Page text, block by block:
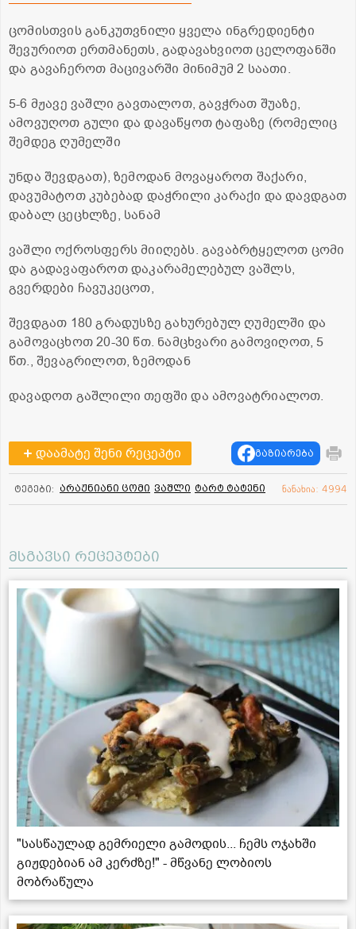
ცომისთვის განკუთვნილი ყველა ინგრედიენტი
შევურიოთ ერთმანეთს, გადავახვიოთ ცელოფანში
და გავაჩეროთ მაცივარში მინიმუმ 2 საათი.
5-6 მჟავე ვაშლი გავთალოთ, გავჭრათ შუაზე,
ამოვუღოთ გული და დავაწყოთ ტაფაზე (რომელიც
შემდეგ ღუმელში
უნდა შევდგათ), ზემოდან მოვაყაროთ შაქარი,
დავუმატოთ კუბებად დაჭრილი კარაქი და დავდგათ
დაბალ ცეცხლზე, სანამ
ვაშლი ოქროსფერს მიიღებს. გავაბრტყელოთ ცომი
და გადავაფაროთ დაკარამელებულ ვაშლს,
გვერდები ჩავუკეცოთ,
შევდგათ 180 გრადუსზე გახურებულ ღუმელში და
გამოვაცხოთ 20-30 წთ. ნამცხვარი გამოვიღოთ, 5
წთ., შევაგრილოთ, ზემოდან
დავადოთ გაშლილი თეფში და ამოვატრიალოთ.
დაამატე შენი რეცეპტი გაზიარება
ტეგები: არაჟნიანი ცომი ვაშლი ტარტ ტატენი ნანახია: 4994
მსგავსი რეცეპტები
"სასწაულად გემრიელი გამოდის... ჩემს ოჯახში
გიჟდებიან ამ კერძზე!" - მწვანე ლობიოს
მობრაწულა